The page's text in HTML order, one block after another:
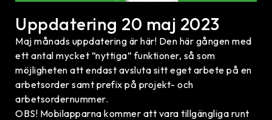
Uppdatering 20 maj 2023
Maj månads uppdatering är här! Den här gången med
ett antal mycket ”nyttiga” funktioner, så som
möjligheten att endast avsluta sitt eget arbete på en
arbetsorder samt prefix på projekt- och
arbetsordernummer.
OBS! Mobilapparna kommer att vara tillgängliga runt